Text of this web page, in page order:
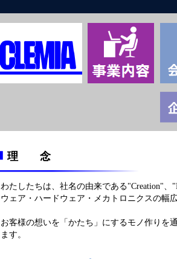
理 念
わたしたちは、社名の由来である"Creation"
ウェア・ハードウェア・メカトロニクスの幅
お客様の想いを「かたち」にするモノ作りを
ます。